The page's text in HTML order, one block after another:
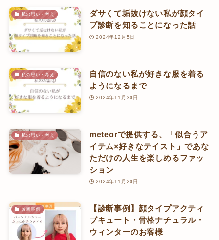
私の思い・考え
ダサくて垢抜けない私が顔タイ
プ診断を知ることになった話
2024年12月5日
私の思い・考え
自信のない私が好きな服を着る
ようになるまで
2024年11月30日
私の思い・考え
meteorで提供する、「似合うア
イテム×好きなテイスト」であな
ただけの人生を楽しめるファッ
ション
2024年11月20日
診断事例
【診断事例】顔タイプアクティ
ブキュート・骨格ナチュラル・
ウィンターのお客様